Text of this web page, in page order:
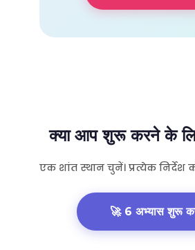
क्या आप शुरू करने के
एक शांत स्थान चुनें। प्रत्येक निर्देश
🚀 6 अभ्यास शुरू